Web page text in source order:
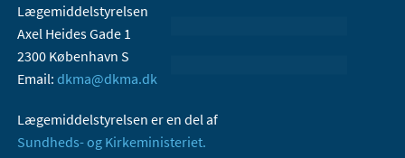
Lægemiddelstyrelsen
Axel Heides Gade 1
2300 København S
Email: dkma@dkma.dk
Lægemiddelstyrelsen er en del af
Sundheds- og Kirkeministeriet.